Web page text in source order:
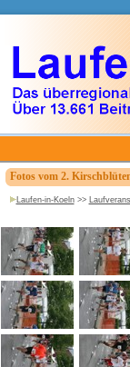
Fotos vom 2.
Laufen-in-Koeln>>